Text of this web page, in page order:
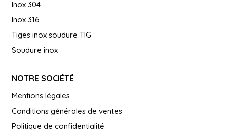
Inox 304
Inox 316
Tiges inox soudure TIG
Soudure inox
NOTRE SOCIÉTÉ
Mentions légales
Conditions générales de ventes
Politique de confidentialité